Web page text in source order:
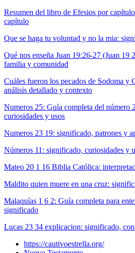
Resumen del libro de Efesios por
capítulo
Que se haga tu voluntad y no la mia:
Qué nos enseña Juan 19:26-27 (Juan 19
familia y comunidad
Cuáles fueron los pecados de Sodoma y
análisis detallado y contexto
Numeros 25: Guía completa del número
curiosidades y usos
Numeros 23 19: significado, patrones y
Números 11: significado, curiosidades y
Mateo 20 1 16 Biblia Católica:
Maldito quien muere en una cruz:
Malaquías 1 6 2: Guía completa para
significado
Lucas 23 34 explicacion: significado,
https://cautivoestrella.org/